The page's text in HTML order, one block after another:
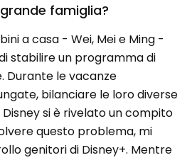
famiglia?
a casa - Wei, Mei e Ming -
stabilire un programma di
Durante le vacanze
bilanciare le loro diverse
si è rivelato un compito
questo problema, mi
genitori di Disney+. Mentre